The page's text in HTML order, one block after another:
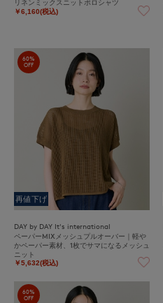
￥6,160(税込)
60%
OFF
再値下げ
DAY by DAY It's international
ペーパーMIXメッシュプルオーバー｜軽や
かペーパー素材、1枚でサマになるメッシュ
ニット
￥5,632(税込)
60%
OFF